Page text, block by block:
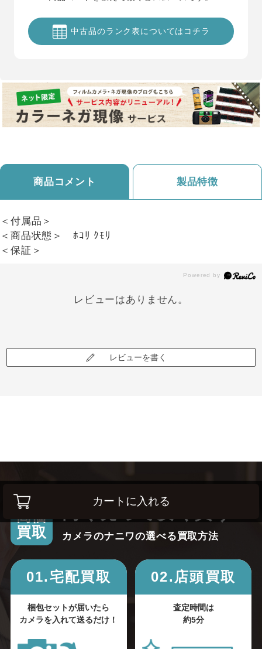
カートに入れる
中古品のランク表についてはコチラ
商品コメント 製品特徴
＜付属品＞
＜商品状態＞ ﾎｺﾘ ｸﾓﾘ
＜保証＞
レビューはありません。
レビューを書く
高価
買取
カメラのナニワの選べる買取方法
01.宅配買取
梱包セットが届いたら
カメラを入れて送るだけ！
02.店頭買取
査定時間は
約5分